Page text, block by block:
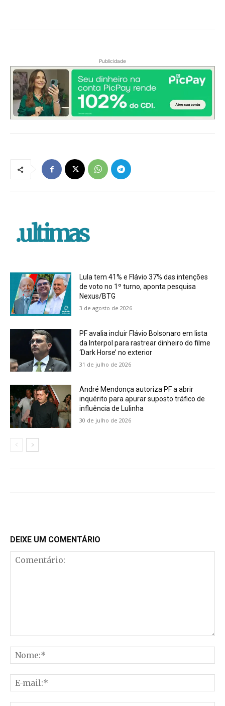
Publicidade
.ultimas
Lula tem 41% e Flávio 37% das intenções
de voto no 1º turno, aponta pesquisa
Nexus/BTG
3 de agosto de 2026
PF avalia incluir Flávio Bolsonaro em lista
da Interpol para rastrear dinheiro do filme
‘Dark Horse’ no exterior
31 de julho de 2026
André Mendonça autoriza PF a abrir
inquérito para apurar suposto tráfico de
influência de Lulinha
30 de julho de 2026
DEIXE UM COMENTÁRIO